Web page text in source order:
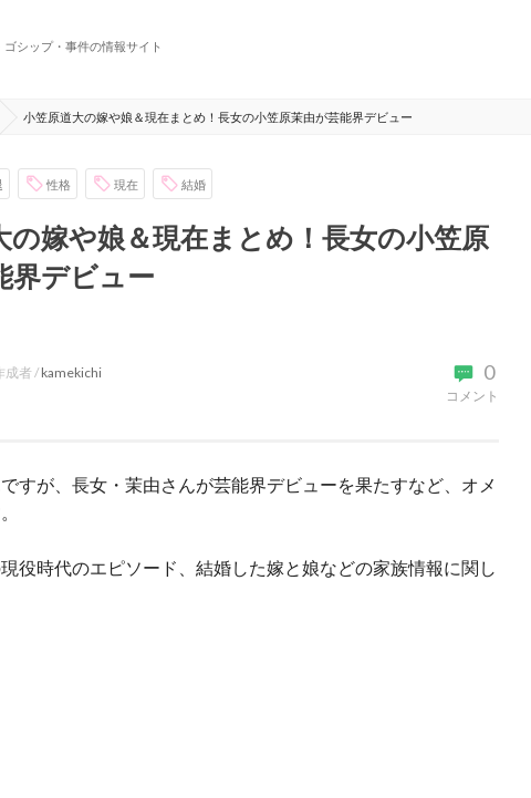
ゴシップ・事件の情報サイト
小笠原道大の嫁や娘＆現在まとめ！長女の小笠原茉由が芸能界デビュー
性格 現在 結婚
の嫁や娘＆現在まとめ！長女の小笠原
界デビュー
0
コメント
成者 / kamekichi
すが、長女・茉由さんが芸能界デビューを果たすなど、オメ
役時代のエピソード、結婚した嫁と娘などの家族情報に関し